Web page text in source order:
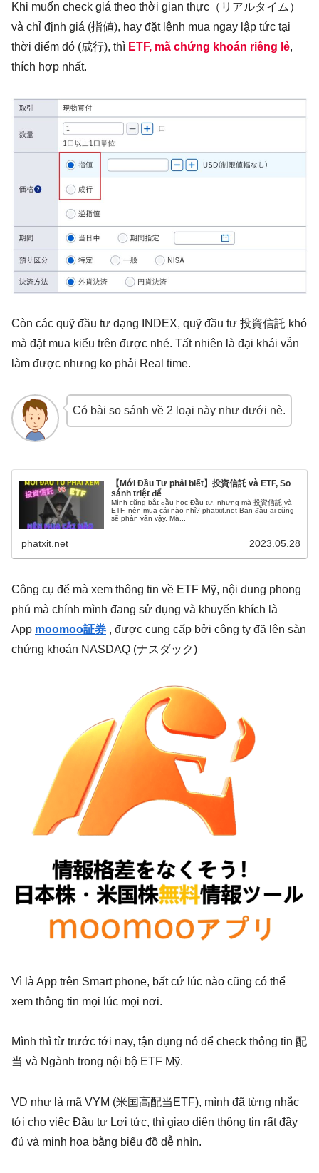
Khi muốn check giá theo thời gian thực（リアルタイム）
và chỉ định giá (指値), hay đặt lệnh mua ngay lập tức tại
thời điểm đó (成行), thì ETF, mã chứng khoán riêng lẻ,
thích hợp nhất.
Còn các quỹ đầu tư dạng INDEX, quỹ đầu tư 投資信託 khó
mà đặt mua kiểu trên được nhé. Tất nhiên là đại khái vẫn
làm được nhưng ko phải Real time.
Có bài so sánh về 2 loại này như dưới nè.
【Mới Đầu Tư phải biết】投資信託 và ETF, So
sánh triệt để
Mình cũng bắt đầu học Đầu tư, nhưng mà 投資信託 và
ETF, nên mua cái nào nhỉ? phatxit.net Ban đầu ai cũng
sẽ phân vân vậy. Mà...
phatxit.net 2023.05.28
Công cụ để mà xem thông tin về ETF Mỹ, nội dung phong
phú mà chính mình đang sử dụng và khuyến khích là
App moomoo証券 , được cung cấp bởi công ty đã lên sàn
chứng khoán NASDAQ (ナスダック)
Vì là App trên Smart phone, bất cứ lúc nào cũng có thể
xem thông tin mọi lúc mọi nơi.
Mình thì từ trước tới nay, tận dụng nó để check thông tin 配
当 và Ngành trong nội bộ ETF Mỹ.
VD như là mã VYM (米国高配当ETF), mình đã từng nhắc
tới cho việc Đầu tư Lợi tức, thì giao diện thông tin rất đầy
đủ và minh họa bằng biểu đồ dễ nhìn.